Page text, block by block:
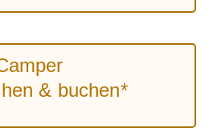
& buchen*